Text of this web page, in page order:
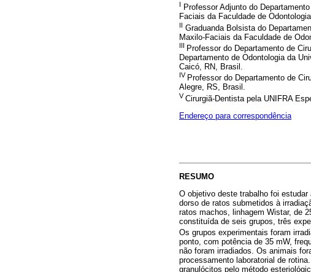
I Professor Adjunto do
Faciais da Faculdade de
II Graduanda Bolsista do
Maxilo-Faciais da Faculdade de
III Professor do Departamento de
Departamento de Odontologia da
Caicó, RN, Brasil.
IV Professor do Departamento de
Alegre, RS, Brasil.
VCirurgiã-Dentista pela UNIFRA
Endereço para correspondência
RESUMO
O objetivo deste trabalho foi
dorso de ratos submetidos à
ratos machos, linhagem Wistar, de
constituída de seis grupos, três
Os grupos experimentais foram
ponto, com potência de 35 mW,
não foram irradiados. Os animais
processamento laboratorial de
granulócitos pelo método